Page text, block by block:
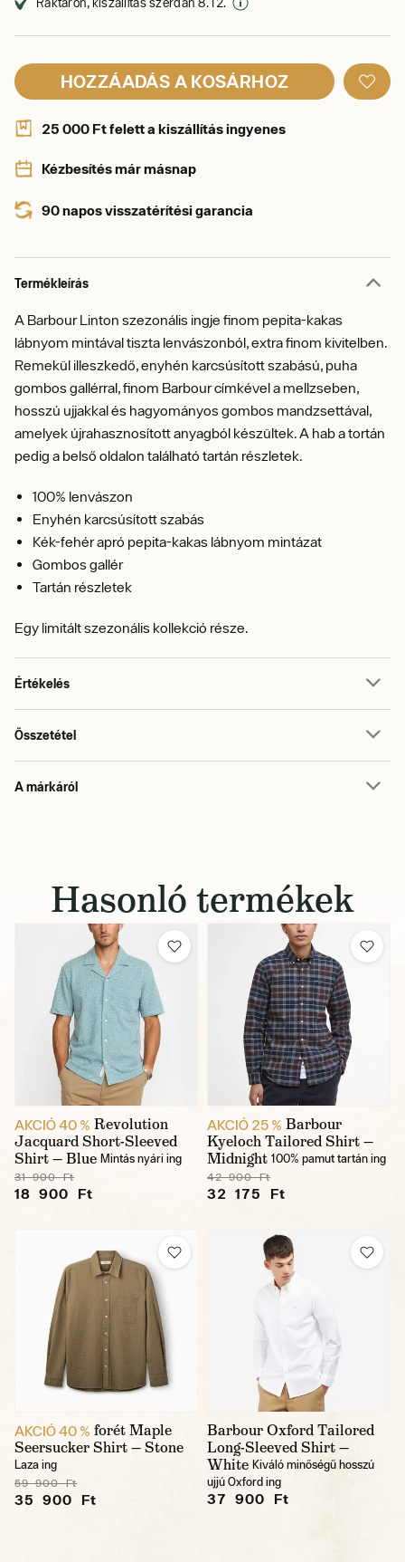
HOZZÁADÁS A KOSÁRHOZ
25 000 Ft felett a kiszállítás ingyenes
Kézbesítés már másnap
90 napos visszatérítési garancia
Termékleírás
A Barbour Linton szezonális ingje finom pepita-kakas
lábnyom mintával tiszta lenvászonból, extra finom kivitelben.
Remekül illeszkedő, enyhén karcsúsított szabású, puha
gombos gallérral, finom Barbour címkével a mellzseben,
hosszú ujjakkal és hagyományos gombos mandzsettával,
amelyek újrahasznosított anyagból készültek. A hab a tortán
pedig a belső oldalon található tartán részletek.
100% lenvászon
Enyhén karcsúsított szabás
Kék-fehér apró pepita-kakas lábnyom mintázat
Gombos gallér
Tartán részletek
Egy limitált szezonális kollekció része.
Értékelés
Összetétel
A márkáról
Hasonló termékek
AKCIÓ 40 % Revolution
Jacquard Short-Sleeved
Shirt — Blue Mintás nyári ing
31 900 Ft
18 900 Ft
AKCIÓ 25 % Barbour
Kyeloch Tailored Shirt —
Midnight 100% pamut tartán ing
42 900 Ft
32 175 Ft
AKCIÓ 40 % forét Maple
Seersucker Shirt — Stone
Laza ing
59 900 Ft
35 900 Ft
Barbour Oxford Tailored
Long-Sleeved Shirt —
White Kiváló minőségű hosszú
ujjú Oxford ing
37 900 Ft